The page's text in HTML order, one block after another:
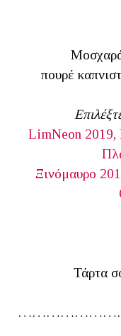
πουρέ
LimNeon
Ξινόμαυρο
Τάρτα